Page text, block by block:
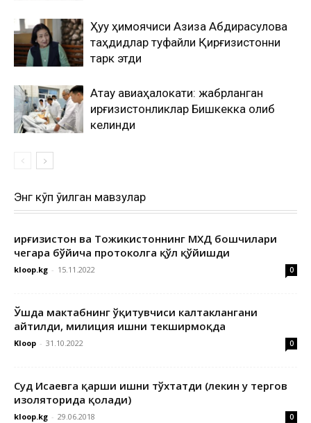
Ҳуқуқ ҳимоячиси Азиза Абдирасулова
таҳдидлар туфайли Қирғизистонни
тарк этди
Ақтау авиаҳалокати: жабрланган
қирғизистонликлар Бишкекка олиб
келинди
Энг кўп ўқилган мавзулар
Қирғизистон ва Тожикистоннинг МХДҚ бошчилари
чегара бўйича протоколга қўл қўйишди
kloop.kg - 15.11.2022 0
Ўшда мактабнинг ўқитувчиси калтаклангани
айтилди, милиция ишни текширмоқда
Kloop - 31.10.2022 0
Суд Исаевга қарши ишни тўхтатди (лекин у тергов
изоляторида қолади)
kloop.kg - 29.06.2018 0